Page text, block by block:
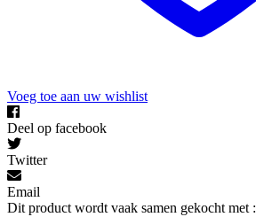
Voeg toe aan uw wishlist
Deel op facebook
Twitter
Email
Dit product wordt vaak samen gekocht met :